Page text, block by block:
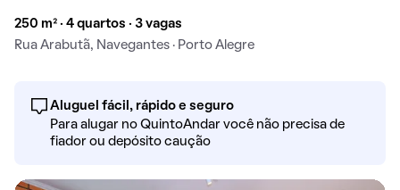
250 m² · 4 quartos · 3 vagas
Rua Arabutã, Navegantes · Porto Alegre
Aluguel fácil, rápido e seguro
Para alugar no QuintoAndar você não precisa de
fiador ou depósito caução